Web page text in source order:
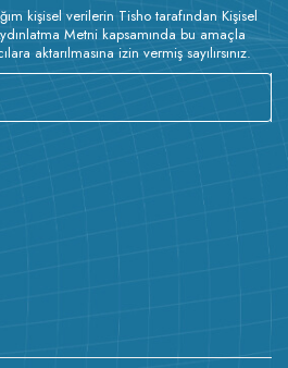
kişisel verilerin Tisho tarafından Kişisel
Metni kapsamında bu amaçla
aktarılmasına izin vermiş sayılırsınız.